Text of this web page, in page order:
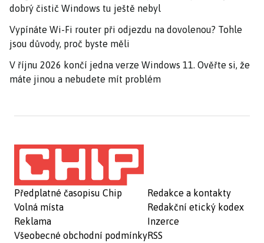
dobrý čistič Windows tu ještě nebyl
Vypínáte Wi-Fi router při odjezdu na dovolenou? Tohle
jsou důvody, proč byste měli
V říjnu 2026 končí jedna verze Windows 11. Ověřte si, že
máte jinou a nebudete mít problém
Předplatné časopisu Chip
Volná místa
Reklama
Všeobecné obchodní podmínky
Redakce a kontakty
Redakční etický kodex
Inzerce
RSS